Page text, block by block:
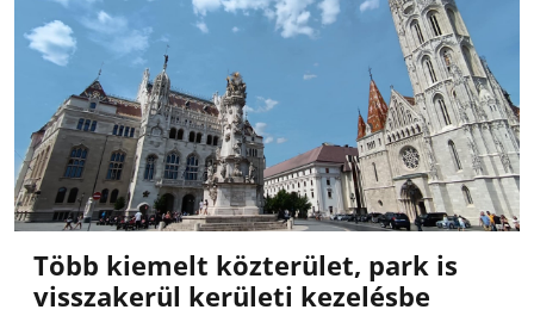
Több kiemelt közterület, park is
visszakerül kerületi kezelésbe